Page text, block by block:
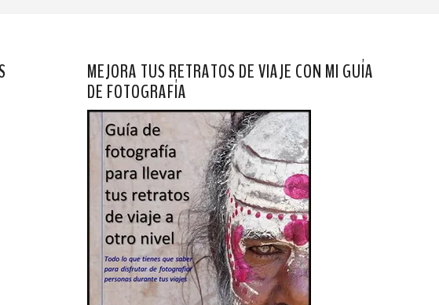
MEJORA TUS RETRATOS DE VIAJE CON MI GUÍA
DE FOTOGRAFÍA